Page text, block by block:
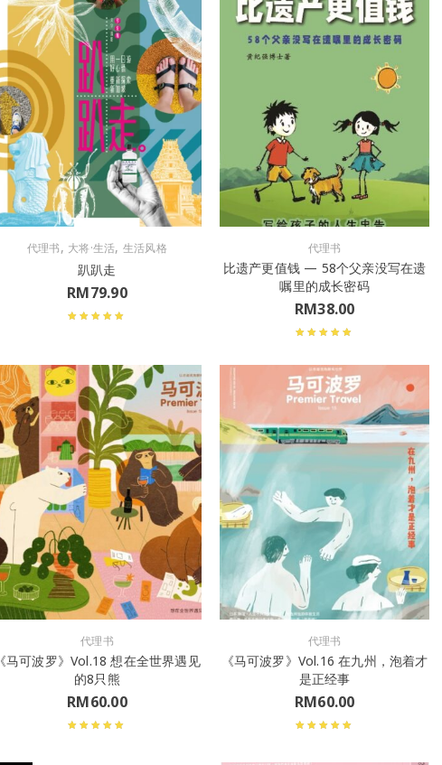
代理书, 大将·生活, 生活风格
趴趴走
RM79.90
代理书
比遗产更值钱 — 58个父亲没写在遗
嘱里的成长密码
RM38.00
代理书
《马可波罗》Vol.18 想在全世界遇见
的8只熊
RM60.00
代理书
《马可波罗》Vol.16 在九州，泡着才
是正经事
RM60.00